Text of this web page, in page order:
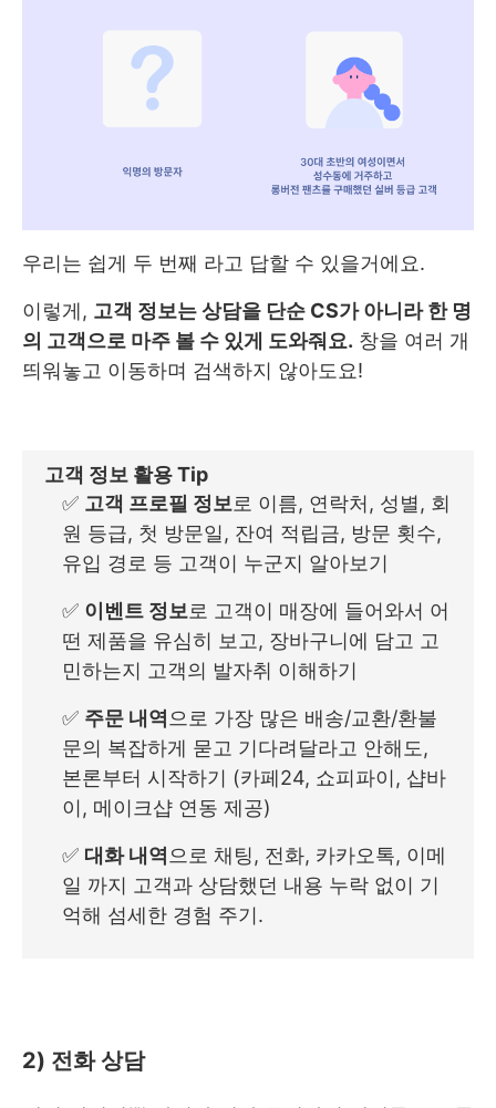
우리는 쉽게 두 번째 라고 답할 수 있을거에요.
이렇게, 고객 정보는 상담을 단순 CS가 아니라 한 명
의 고객으로 마주 볼 수 있게 도와줘요. 창을 여러 개
띄워놓고 이동하며 검색하지 않아도요!
고객 정보 활용 Tip
✅ 고객 프로필 정보로 이름, 연락처, 성별, 회
원 등급, 첫 방문일, 잔여 적립금, 방문 횟수,
유입 경로 등 고객이 누군지 알아보기
✅ 이벤트 정보로 고객이 매장에 들어와서 어
떤 제품을 유심히 보고, 장바구니에 담고 고
민하는지 고객의 발자취 이해하기
✅ 주문 내역 으로 가장 많은 배송/교환/환불
문의 복잡하게 묻고 기다려달라고 안해도,
본론부터 시작하기 (카페24, 쇼피파이, 샵바
이, 메이크샵 연동 제공)
✅ 대화 내역 으로 채팅, 전화, 카카오톡, 이메
일 까지 고객과 상담했던 내용 누락 없이 기
억해 섬세한 경험 주기.
2) 전화 상담